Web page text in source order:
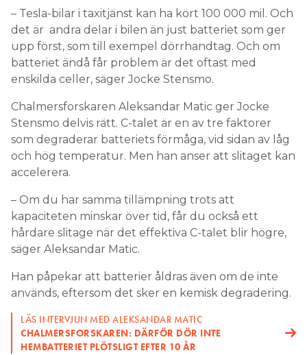
timme. För vissa stödtjänster behövs snabba
batterier. Ju snabbare i- eller urladdning, alltså ju
högre C-tal, desto större slitage.
”SNUDD PÅ SJÄLVFÖRSÖRJANDE MELLAN MARS OCH
5 SKÄL TILL STORT HEMBATTERI: ”KAN HÅLLA I 40 ÅR”
LÄS OCKSÅ:
BATTERI I NORRLAND LÖNSAMT EFTER 7 ÅR NÄR 60-
ÖRINGEN AVSKAFFAS
ihop med hur hårt det slits?
– Har du ett större installerat energiinnehåll i ditt
system kan du ta ut mer effekt utan att belasta
batteri.
Större delen av ett hushålls energianvändning sker
när spotpriset är högt på kvällen när alla kommer
hem.
Stensmo delvis rätt. C-talet är en av tre faktorer
som degraderar batteriets förmåga, vid sidan av låg
och hög temperatur. Men han anser att slitaget kan
accelerera.
– Om du har samma tillämpning trots att
kapaciteten minskar över tid, får du också ett
hårdare slitage när det effektiva C-talet blir högre,
säger Aleksandar Matic.
Han påpekar att batterier åldras även om de inte
används, eftersom det sker en kemisk degradering.
LÄS INTERVJUN MED ALEKSANDAR MATIC
CHALMERSFORSKAREN: DÄRFÖR DÖR INTE
HEMBATTERIET PLÖTSLIGT EFTER 10 ÅR
2. Stort batteri undviker högt
elpris längre än ett litet
– Sommartid klarar jag mig en vecka på batteridrift.
Priset kan vara högt i längre perioder än ett dygn.
Hade jag haft ett mindre batteri hade jag blivit